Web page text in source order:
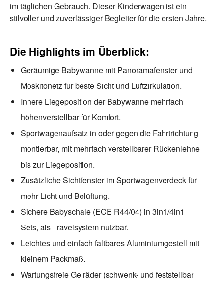
im täglichen Gebrauch. Dieser Kinderwagen ist ein
stilvoller und zuverlässiger Begleiter für die ersten Jahre.
Die Highlights im Überblick:
Geräumige Babywanne mit Panoramafenster und
Moskitonetz für beste Sicht und Luftzirkulation.
Innere Liegeposition der Babywanne mehrfach
höhenverstellbar für Komfort.
Sportwagenaufsatz in oder gegen die Fahrtrichtung
montierbar, mit mehrfach verstellbarer Rückenlehne
bis zur Liegeposition.
Zusätzliche Sichtfenster im Sportwagenverdeck für
mehr Licht und Belüftung.
Sichere Babyschale (ECE R44/04) in 3in1/4in1
Sets, als Travelsystem nutzbar.
Leichtes und einfach faltbares Aluminiumgestell mit
kleinem Packmaß.
Wartungsfreie Gelräder (schwenk- und feststellbar